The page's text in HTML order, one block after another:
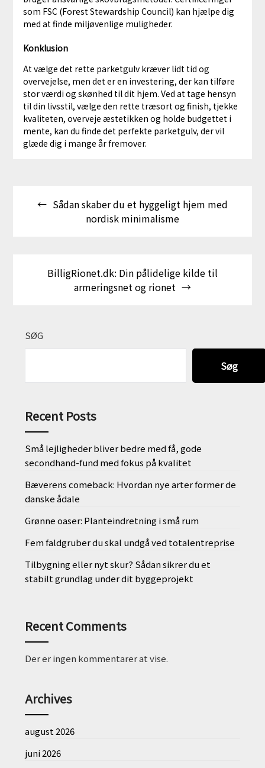
som FSC (Forest Stewardship Council) kan hjælpe dig
med at finde miljøvenlige muligheder.
Konklusion
At vælge det rette parketgulv kræver lidt tid og
overvejelse, men det er en investering, der kan tilføre
stor værdi og skønhed til dit hjem. Ved at tage hensyn
til din livsstil, vælge den rette træsort og finish, tjekke
kvaliteten, overveje æstetikken og holde budgettet i
mente, kan du finde det perfekte parketgulv, der vil
glæde dig i mange år fremover.
Sådan skaber du et hyggeligt hjem med
nordisk minimalisme
BilligRionet.dk: Din pålidelige kilde til
armeringsnet og rionet
SØG
Søg
Recent Posts
Små lejligheder bliver bedre med få, gode
secondhand-fund med fokus på kvalitet
Bæverens comeback: Hvordan nye arter former de
danske ådale
Grønne oaser: Planteindretning i små rum
Fem faldgruber du skal undgå ved totalentreprise
Tilbygning eller nyt skur? Sådan sikrer du et
stabilt grundlag under dit byggeprojekt
Recent Comments
Der er ingen kommentarer at vise.
Archives
august 2026
juni 2026